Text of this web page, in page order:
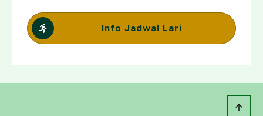
Info Jadwal Lari